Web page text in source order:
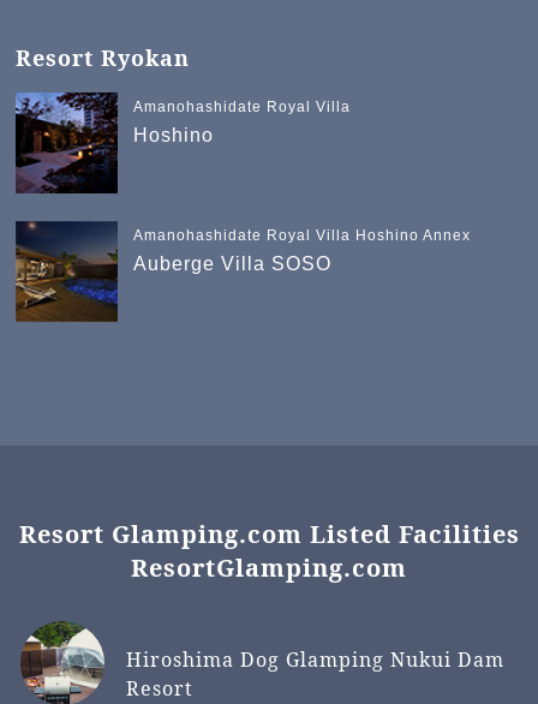
Resort Ryokan
Amanohashidate Royal Villa
Hoshino
Amanohashidate Royal Villa Hoshino Annex
Auberge Villa SOSO
Resort Glamping.com Listed Facilities
ResortGlamping.com
Hiroshima Dog Glamping Nukui Dam
Resort